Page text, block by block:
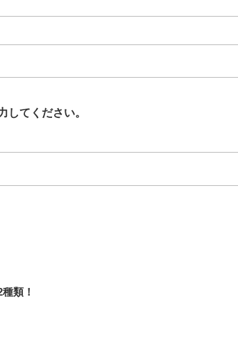
してください。
類！